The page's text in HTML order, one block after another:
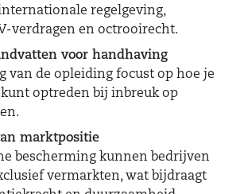
regelgeving,
verdragen en octrooirecht.
voor handhaving
van de opleiding focust op hoe je
optreden bij inbreuk op
marktpositie
bescherming kunnen bedrijven
vermarkten, wat bijdraagt